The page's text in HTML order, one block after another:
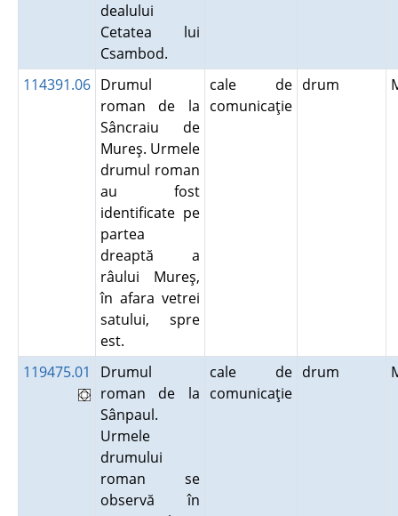
dealului
Cetatea lui
Csambod.
114391.06 Drumul
roman de la
Sâncraiu de
Mureş. Urmele
drumul roman
au fost
identificate pe
partea
dreaptă a
râului Mureş,
în afara vetrei
satului, spre
est.
cale de
comunicaţie
drum
119475.01
Drumul
roman de la
Sânpaul.
Urmele
drumului
roman se
observă în
cale de
comunicaţie
drum